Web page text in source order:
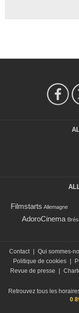
Filmstarts Allemagne
AdoroCinema Brésil
Contact Qui sommes-
Politique de cookies
Revue de presse
Retrouvez tous les
0